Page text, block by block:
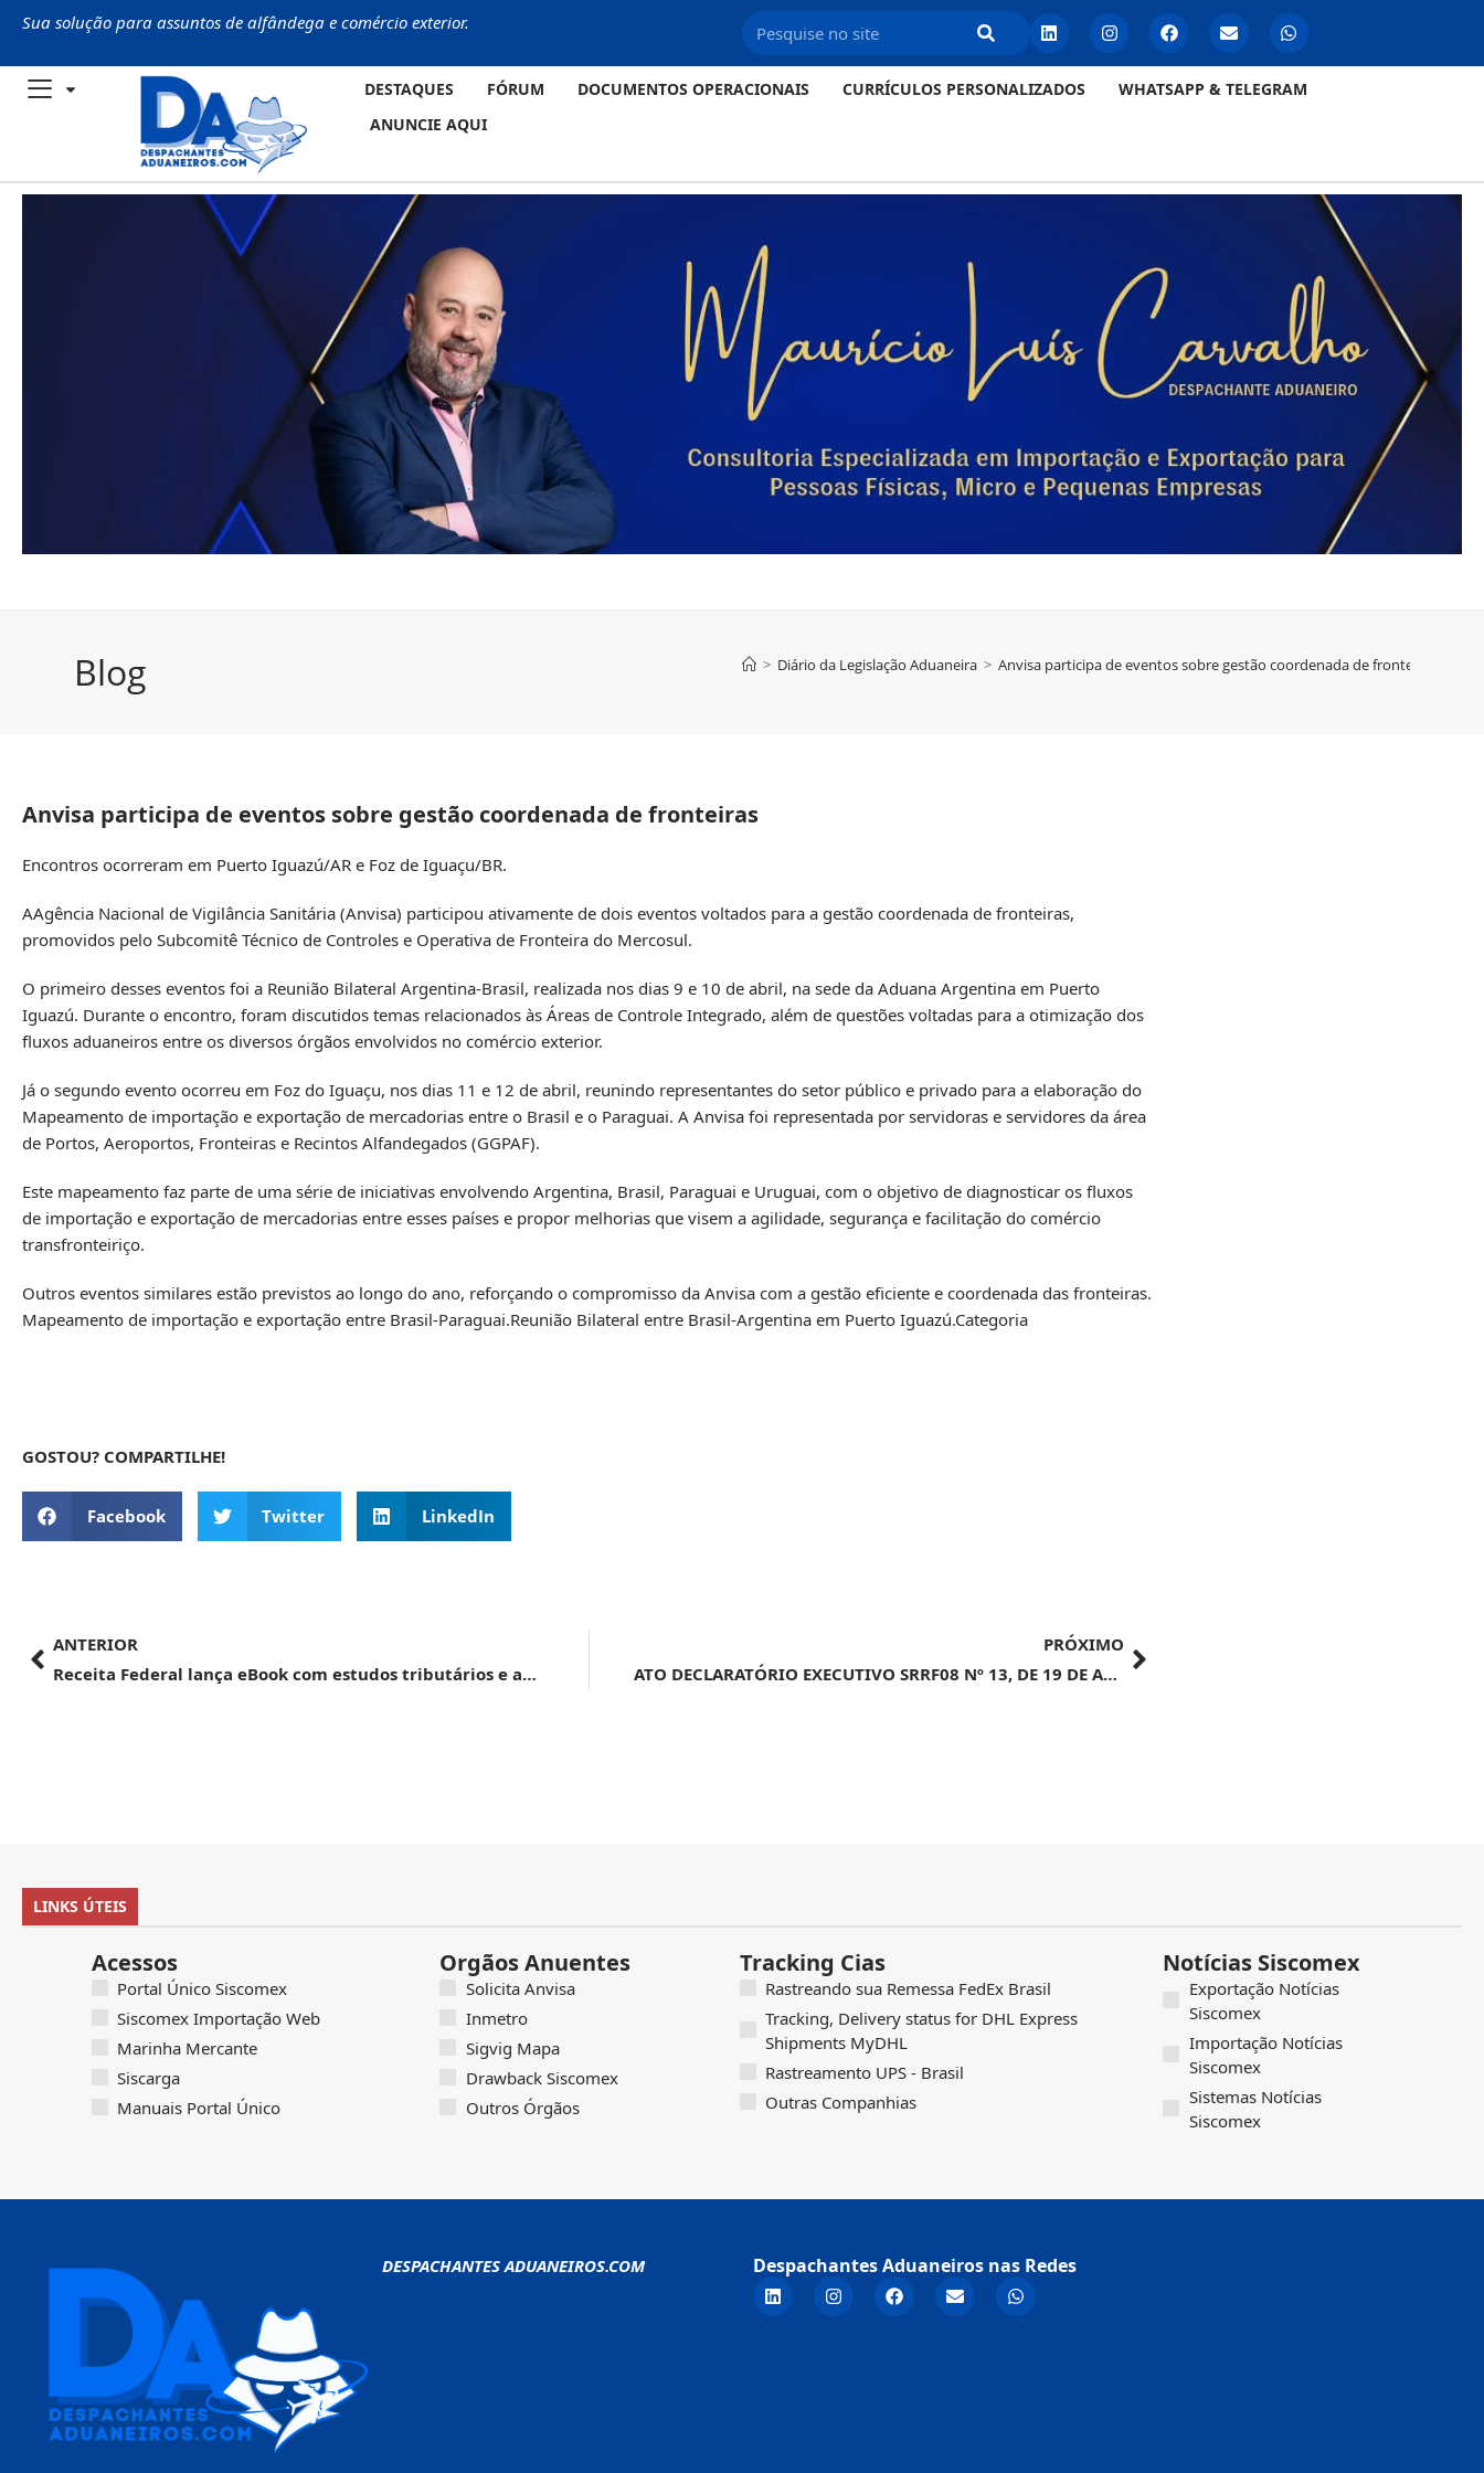
Sua solução para assuntos de alfândega e comércio exterior.
DESTAQUES FÓRUM DOCUMENTOS OPERACIONAIS CURRÍCULOS PERSONALIZADOS
WHATSAPP & TELEGRAM
ANUNCIE AQUI
Blog > Diário da Legislação Aduaneira > Anvisa participa de eventos sobre gestão coordenada de fronteiras
Anvisa participa de eventos sobre gestão coordenada de fronteiras
Encontros ocorreram em Puerto Iguazú/AR e Foz de Iguaçu/BR.
AAgência Nacional de Vigilância Sanitária (Anvisa) participou ativamente de dois eventos voltados para a gestão coordenada de fronteiras,
promovidos pelo Subcomitê Técnico de Controles e Operativa de Fronteira do Mercosul.
O primeiro desses eventos foi a Reunião Bilateral Argentina-Brasil, realizada nos dias 9 e 10 de abril, na sede da Aduana Argentina em Puerto
Iguazú. Durante o encontro, foram discutidos temas relacionados às Áreas de Controle Integrado, além de questões voltadas para a otimização dos
fluxos aduaneiros entre os diversos órgãos envolvidos no comércio exterior.
Já o segundo evento ocorreu em Foz do Iguaçu, nos dias 11 e 12 de abril, reunindo representantes do setor público e privado para a elaboração do
Mapeamento de importação e exportação de mercadorias entre o Brasil e o Paraguai. A Anvisa foi representada por servidoras e servidores da área
de Portos, Aeroportos, Fronteiras e Recintos Alfandegados (GGPAF).
Este mapeamento faz parte de uma série de iniciativas envolvendo Argentina, Brasil, Paraguai e Uruguai, com o objetivo de diagnosticar os fluxos
de importação e exportação de mercadorias entre esses países e propor melhorias que visem a agilidade, segurança e facilitação do comércio
transfronteiriço.
Outros eventos similares estão previstos ao longo do ano, reforçando o compromisso da Anvisa com a gestão eficiente e coordenada das fronteiras.
Mapeamento de importação e exportação entre Brasil-Paraguai.Reunião Bilateral entre Brasil-Argentina em Puerto Iguazú.Categoria
GOSTOU? COMPARTILHE!
Facebook Twitter LinkedIn
ANTERIOR
Receita Federal lança eBook com estudos tributários e aduaneiros
PRÓXIMO
ATO DECLARATÓRIO EXECUTIVO SRRF08 Nº 13, DE 19 DE ABRIL DE 2024
LINKS ÚTEIS
Acessos
Portal Único Siscomex
Siscomex Importação Web
Marinha Mercante
Siscarga
Manuais Portal Único
Orgãos Anuentes
Solicita Anvisa
Inmetro
Sigvig Mapa
Drawback Siscomex
Outros Órgãos
Tracking Cias
Rastreando sua Remessa FedEx Brasil
Tracking, Delivery status for DHL Express
Shipments MyDHL
Rastreamento UPS - Brasil
Outras Companhias
Notícias Siscomex
Exportação Notícias
Siscomex
Importação Notícias
Siscomex
Sistemas Notícias
Siscomex
DESPACHANTES ADUANEIROS.COM Despachantes Aduaneiros nas Redes